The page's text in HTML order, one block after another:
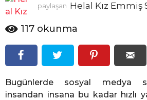
l
n
c
paylaşan Helal Kız Emmiş
117 okunma
Bugünlerde sosyal medya
insandan insana bu kadar hızlı